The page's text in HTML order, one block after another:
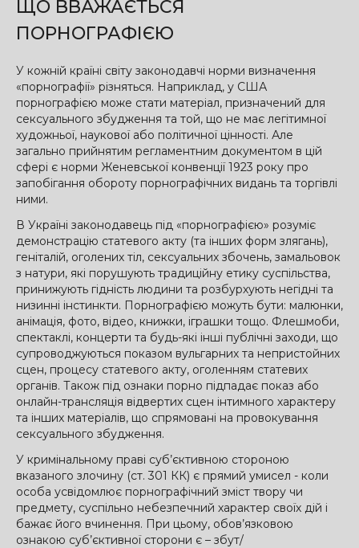
ЩО ВВАЖАЄТЬСЯ
ПОРНОГРАФІЄЮ
У кожній країні світу законодавчі норми визначення
«порнографії» різняться. Наприклад, у США
порнографією може стати матеріал, призначений для
сексуального збудження та той, що не має легітимної
художньої, наукової або політичної цінності. Але
загально прийнятим регламентним документом в цій
сфері є норми Женевської конвенції 1923 року про
запобігання обороту порнографічних видань та торгівлі
ними.
В Україні законодавець під «порнографією» розуміє
демонстрацію статевого акту (та інших форм злягань),
геніталій, оголених тіл, сексуальних збочень, замальовок
з натури, які порушують традиційну етику суспільства,
принижують гідність людини та розбурхують негідні та
низинні інстинкти. Порнографією можуть бути: малюнки,
анімація, фото, відео, книжки, іграшки тощо. Флешмоби,
спектаклі, концерти та будь-які інші публічні заходи, що
супроводжуються показом вульгарних та непристойних
сцен, процесу статевого акту, оголенням статевих
органів. Також під ознаки порно підпадає показ або
онлайн-трансляція відвертих сцен інтимного характеру
та інших матеріалів, що спрямовані на провокування
сексуального збудження.
У кримінальному праві суб’єктивною стороною
вказаного злочину (ст. 301 КК) є прямий умисел - коли
особа усвідомлює порнографічний зміст твору чи
предмету, суспільно небезпечний характер своїх дій і
бажає його вчинення. При цьому, обов’язковою
ознакою суб’єктивної сторони є – збут/